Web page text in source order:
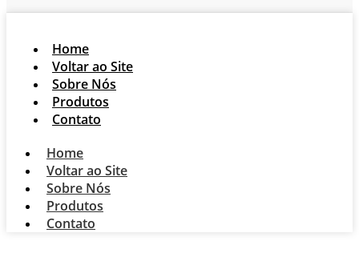
Home
Voltar ao Site
Sobre Nós
Produtos
Contato
Home
Voltar ao Site
Sobre Nós
Produtos
Contato